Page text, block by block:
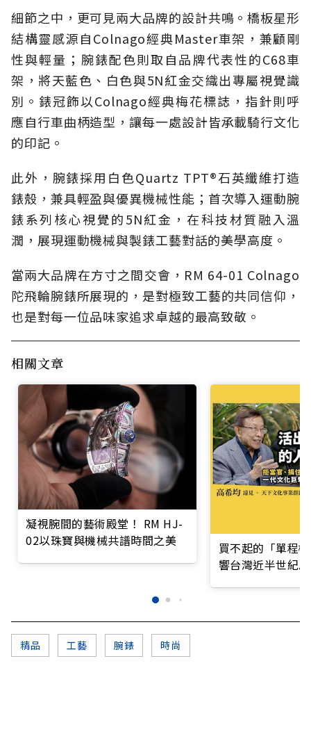
細節之中，更可見兩大品牌的設計共鳴。橋板星形
結構靈感源自Colnago經典Master車架，兼顧剛
性與輕量；腕錶配色則取自品牌代表性的C68車
架，將天藍色、白色與5N紅金交織出專屬視覺識
別。錶冠飾以Colnago經典梅花標誌，指針則呼
應自行車曲柄造型，讓每一處設計皆承載騎行文化
的印記。
此外，腕錶採用白色Quartz TPT®石英纖維打造
錶殼，兼具輕盈與優異機械性能；首次導入運動腕
錶系列核心視覺的5N紅金，在科技材質融入溫
潤，展現運動機械與製錶工藝對話的美學高度。
當兩大品牌在方寸之間交會，RM 64-01 Colnago
陀飛輪腕錶所展現的，是對極致工藝的共同信仰，
也是對每一位品味家追求卓越的最高致敬。
相關文章
凝視腕間的藝術殿堂！ RM HJ-
02以珠寶與機械共譜時間之美
買不起的「單程
響台灣近半世紀
精品 工藝 腕錶 時尚